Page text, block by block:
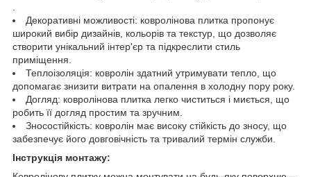
Декоративні можливості: ковролінова плитка пропонує
широкий вибір дизайнів, кольорів та текстур, що дозволяє
створити унікальний інтер'єр та підкреслити стиль
приміщення.
Теплоізоляція: ковролін здатний утримувати тепло, що
допомагає знизити витрати на опалення в холодну пору року.
Догляд: ковролінова плитка легко чиститься і миється, що
робить її догляд простим та зручним.
Зносостійкість: ковролін має високу стійкість до зносу, що
забезпечує його довговічність та тривалий термін служби.
Інструкція монтажу: